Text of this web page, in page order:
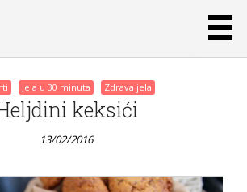
Jela u 30 minuta Zdrava jela
keksići
13/02/2016